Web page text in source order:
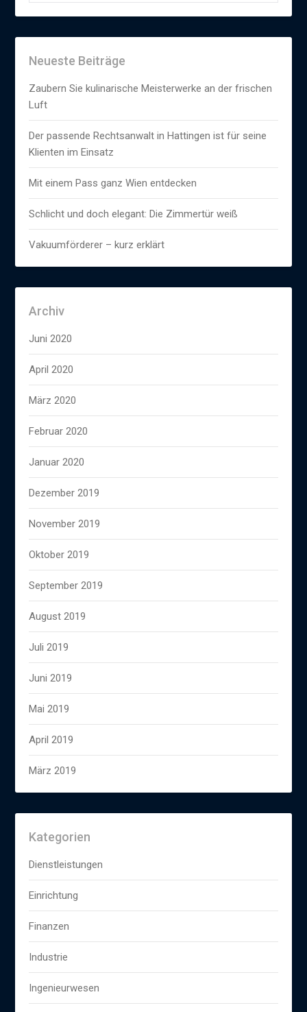
Neueste Beiträge
Zaubern Sie kulinarische Meisterwerke an der frischen
Luft
Der passende Rechtsanwalt in Hattingen ist für seine
Klienten im Einsatz
Mit einem Pass ganz Wien entdecken
Schlicht und doch elegant: Die Zimmertür weiß
Vakuumförderer – kurz erklärt
Archiv
Juni 2020
April 2020
März 2020
Februar 2020
Januar 2020
Dezember 2019
November 2019
Oktober 2019
September 2019
August 2019
Juli 2019
Juni 2019
Mai 2019
April 2019
März 2019
Kategorien
Dienstleistungen
Einrichtung
Finanzen
Industrie
Ingenieurwesen